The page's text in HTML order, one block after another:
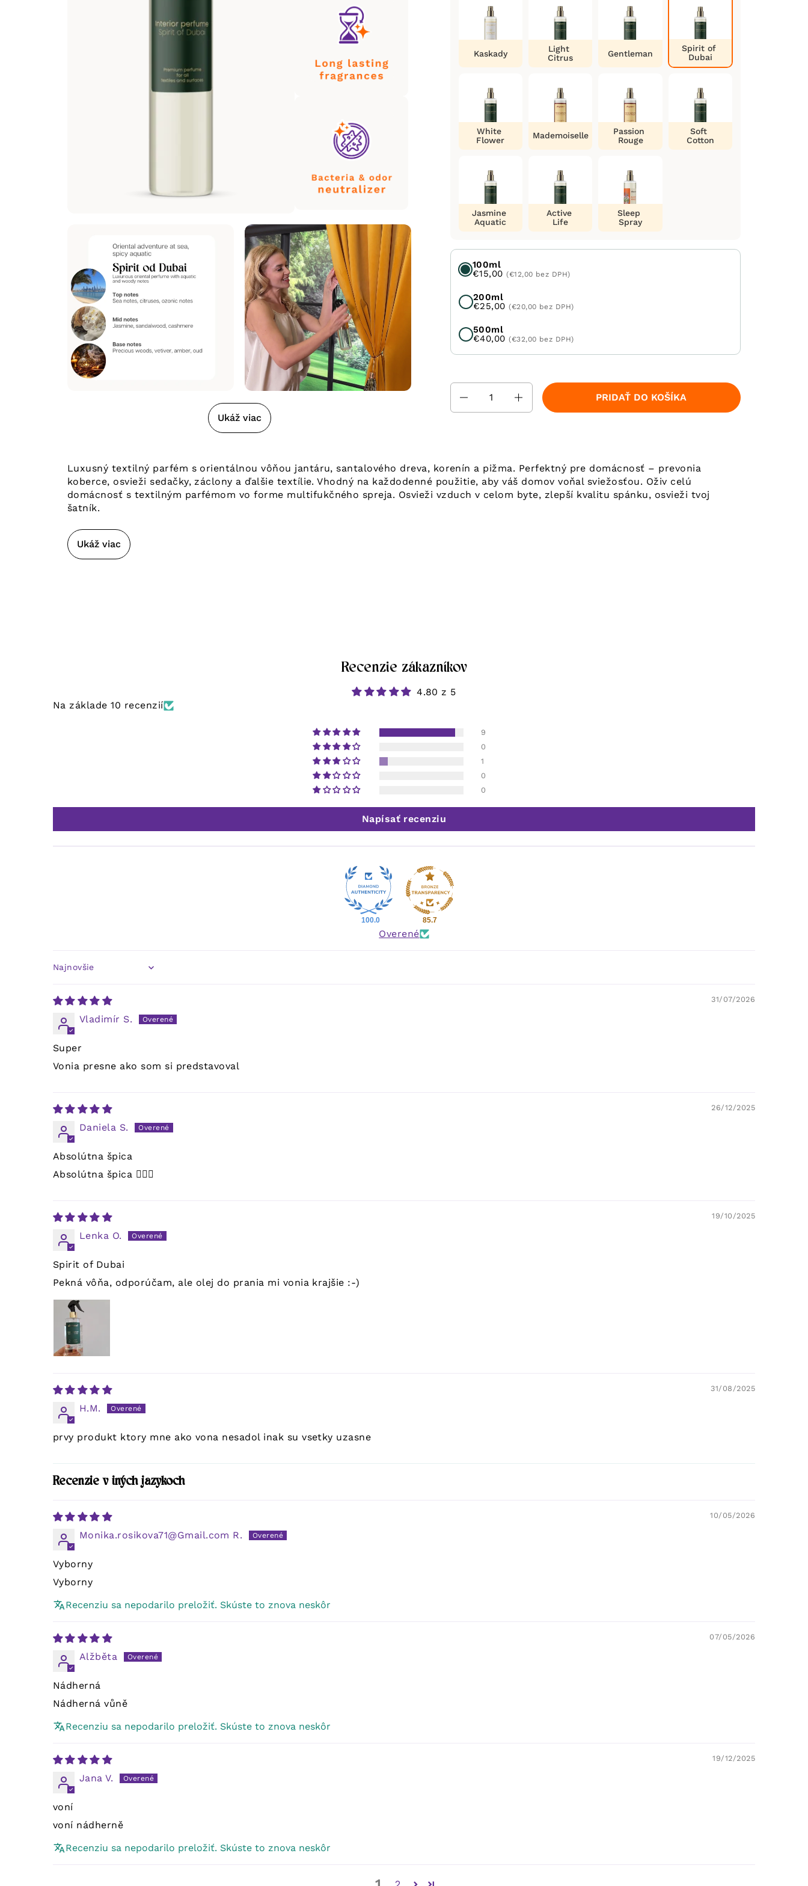
Ukáž viac
Kaskady
Light
Citrus
Gentleman
Spirit of
Dubai
White
Flower
Mademoiselle
Passion
Rouge
Soft
Cotton
Jasmine
Aquatic
Active
Life
Sleep
Spray
100ml
€15,00(€12,00 bez DPH)
200ml
€25,00(€20,00 bez DPH)
500ml
€40,00(€32,00 bez DPH)
PRIDAŤ DO KOŠÍKA
Luxusný textilný parfém s orientálnou vôňou jantáru, santalového dreva, korenín a pižma. Perfektný pre domácnosť – prevonia
koberce, osvieži sedačky, záclony a ďalšie textílie. Vhodný na každodenné použitie, aby váš domov voňal sviežosťou. Oživ celú
domácnosť s textilným parfémom vo forme multifukčného spreja. Osvieži vzduch v celom byte, zlepší kvalitu spánku, osvieži tvoj
šatník.
Ukáž viac
Recenzie zákazníkov
4.80 z 5
Na základe 10 recenzií
9
0
1
0
0
Napísať recenziu
100.0 85.7
Overené
Sort by
31/07/2026
Vladimír S.
Super
Vonia presne ako som si predstavoval
26/12/2025
Daniela S.
Absolútna špica
Absolútna špica 👌🏻🤗
19/10/2025
Lenka O.
Spirit of Dubai
Pekná vôňa, odporúčam, ale olej do prania mi vonia krajšie :-)
31/08/2025
H.M.
prvy produkt ktory mne ako vona nesadol inak su vsetky uzasne
Recenzie v iných jazykoch
10/05/2026
Monika.rosikova71@Gmail.com R.
Vyborny
Vyborny
Recenziu sa nepodarilo preložiť. Skúste to znova neskôr
07/05/2026
Alžběta
Nádherná
Nádherná vůně
Recenziu sa nepodarilo preložiť. Skúste to znova neskôr
19/12/2025
Jana V.
voní
voní nádherně
Recenziu sa nepodarilo preložiť. Skúste to znova neskôr